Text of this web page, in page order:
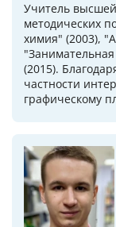
Учитель
методических
химия" (2003),
(2015).
частности
графическому